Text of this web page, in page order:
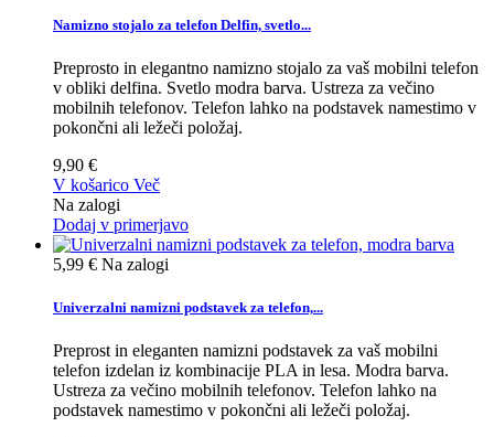
Namizno stojalo za telefon Delfin, svetlo...
Preprosto in elegantno namizno stojalo za vaš mobilni telefon
v obliki delfina. Svetlo modra barva. Ustreza za večino
mobilnih telefonov. Telefon lahko na podstavek namestimo v
pokončni ali ležeči položaj.
9,90 €
V košarico Več
Na zalogi
Dodaj v primerjavo
5,99 € Na zalogi
Univerzalni namizni podstavek za telefon,...
Preprost in eleganten namizni podstavek za vaš mobilni
telefon izdelan iz kombinacije PLA in lesa. Modra barva.
Ustreza za večino mobilnih telefonov. Telefon lahko na
podstavek namestimo v pokončni ali ležeči položaj.